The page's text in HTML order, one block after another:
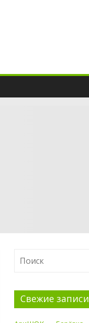
Свежие записи